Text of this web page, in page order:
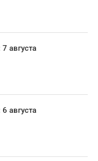
августа
августа